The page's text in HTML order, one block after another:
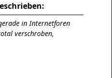
in Internetforen
verschroben,